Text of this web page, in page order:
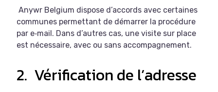
Anywr Belgium dispose d’accords avec certaines
communes permettant de démarrer la procédure
par e‑mail. Dans d’autres cas, une visite sur place
est nécessaire, avec ou sans accompagnement.
2. Vérification de l’adresse